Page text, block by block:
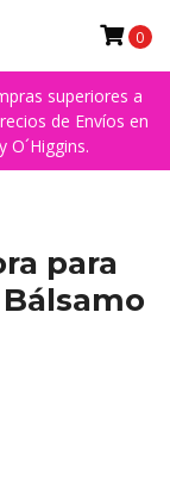
superiores a
de Envíos en
0
para